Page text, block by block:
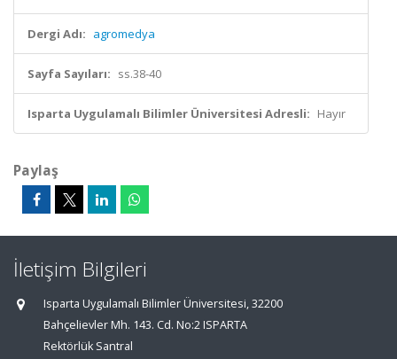
Dergi Adı: agromedya
Sayfa Sayıları: ss.38-40
Isparta Uygulamalı Bilimler Üniversitesi Adresli: Hayır
Paylaş
İletişim Bilgileri
Isparta Uygulamalı Bilimler Üniversitesi, 32200
Bahçelievler Mh. 143. Cd. No:2 ISPARTA
Rektörlük Santral